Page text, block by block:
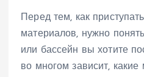
Перед тем, как
материалов, нужно
или бассейн вы хотите
во многом зависит,